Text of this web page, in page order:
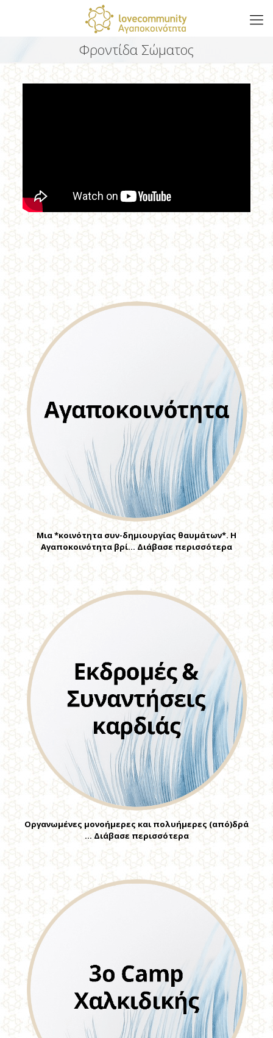
Φροντίδα Σώματος
Μια *κοινότητα συν-δημιουργίας θαυμάτων*. Η
Αγαποκοινότητα βρί… Διάβασε περισσότερα
Οργανωμένες μονοήμερες και πολυήμερες (από)δρά
… Διάβασε περισσότερα